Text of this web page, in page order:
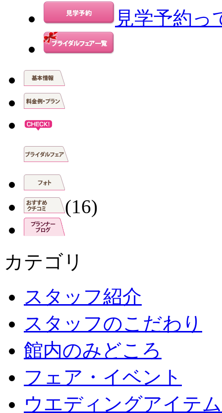
見学予約っ
(16)
カテゴリ
スタッフ紹介
スタッフのこだわり
館内のみどころ
フェア・イベント
ウエディングアイテム